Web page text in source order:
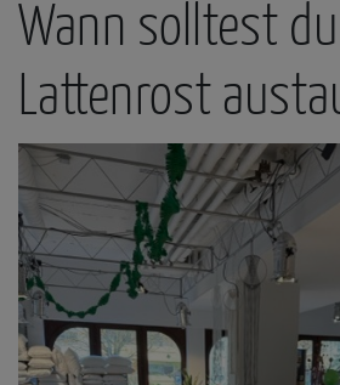
Wann solltest
Lattenrost